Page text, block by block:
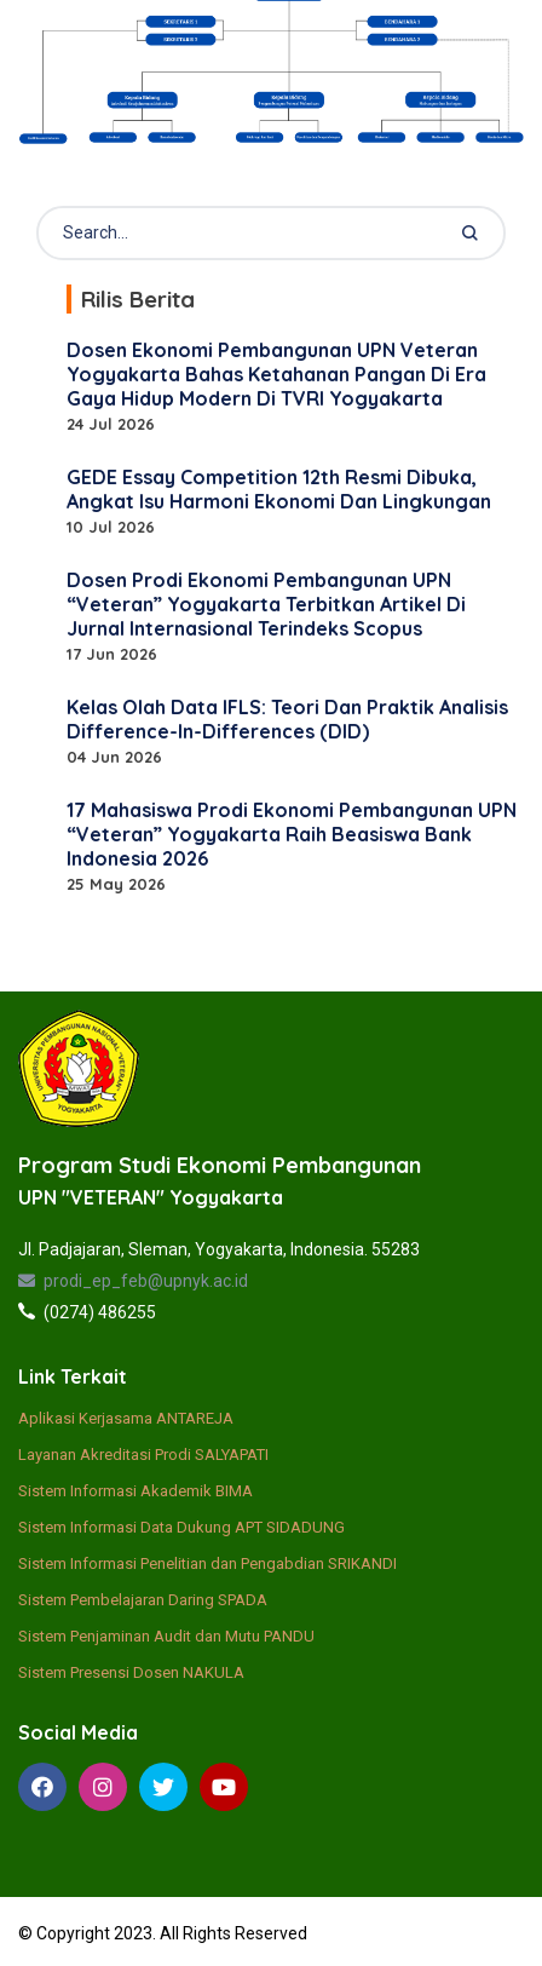
Rilis Berita
Dosen Ekonomi Pembangunan UPN Veteran
Yogyakarta Bahas Ketahanan Pangan Di Era
Gaya Hidup Modern Di TVRI Yogyakarta
24 Jul 2026
GEDE Essay Competition 12th Resmi Dibuka,
Angkat Isu Harmoni Ekonomi Dan Lingkungan
10 Jul 2026
Dosen Prodi Ekonomi Pembangunan UPN
“Veteran” Yogyakarta Terbitkan Artikel Di
Jurnal Internasional Terindeks Scopus
17 Jun 2026
Kelas Olah Data IFLS: Teori Dan Praktik Analisis
Difference-In-Differences (DID)
04 Jun 2026
17 Mahasiswa Prodi Ekonomi Pembangunan UPN
“Veteran” Yogyakarta Raih Beasiswa Bank
Indonesia 2026
25 May 2026
Program Studi Ekonomi Pembangunan
UPN "VETERAN" Yogyakarta
Jl. Padjajaran, Sleman, Yogyakarta, Indonesia. 55283
prodi_ep_feb@upnyk.ac.id
(0274) 486255
Link Terkait
Aplikasi Kerjasama ANTAREJA
Layanan Akreditasi Prodi SALYAPATI
Sistem Informasi Akademik BIMA
Sistem Informasi Data Dukung APT SIDADUNG
Sistem Informasi Penelitian dan Pengabdian SRIKANDI
Sistem Pembelajaran Daring SPADA
Sistem Penjaminan Audit dan Mutu PANDU
Sistem Presensi Dosen NAKULA
Social Media
© Copyright 2023. All Rights Reserved